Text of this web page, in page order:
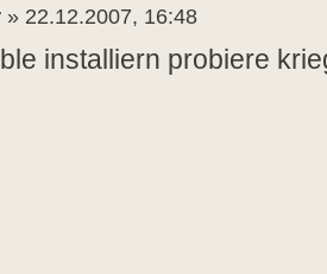
» 22.12.2007, 16:48
installiern probiere